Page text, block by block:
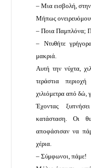
– Μια εισβολή,
Μήπως
– Ποια Παμπλόνα;
– Ντυθήτε
μακριά.
Αυτή την νύχτα,
τεράστια
χιλιόμετρα από δώ,
Έχοντας
κατάσταση. Οι
αποφάσισαν να
χέρια.
– Σύμφωνοι, πάμε!